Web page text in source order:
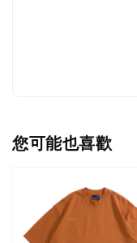
您可能也喜歡